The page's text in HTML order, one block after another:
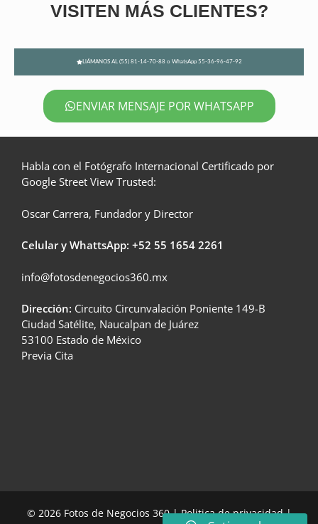
VISITEN MÁS CLIENTES?
LlÁMANOS AL (55) 81-14-70-88 o WhatsApp 55-36-96-47-92
ENVIAR MENSAJE POR WHATSAPP
Habla con el Fotógrafo Internacional Certificado por
Google Street View Trusted:
Oscar Carrera, Fundador y Director
Celular y WhattsApp: +52 55 1654 2261
info@fotosdenegocios360.mx
Dirección: Circuito Circunvalación Poniente 149-B
Ciudad Satélite, Naucalpan de Juárez
53100 Estado de México
Previa Cita
© 2026 Fotos de Negocios 360 |Politica de privacidad|